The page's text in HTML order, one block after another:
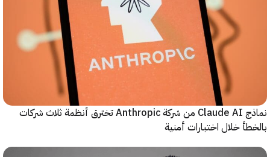
نماذج Claude AI من شركة Anthropic تخترق أنظمة ثلاث شركات
خلال اختبارات أمنية